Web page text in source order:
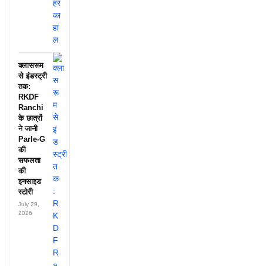
क्लासरूम
से इंडस्ट्री
तक:
RKDF
Ranchi
के छात्रों
ने जानी
Parle-G
की
सफलता
की
इनसाइड
स्टोरी
July 29,
2026